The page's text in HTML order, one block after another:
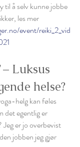
til å selv kunne jobbe
les mer
event/reiki_2_vid
– Luksus
helse?
helg kan føles
det egentlig er
Jeg er jo overbevist
jobben jeg gjør